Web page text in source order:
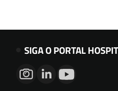
SIGA O PORTAL